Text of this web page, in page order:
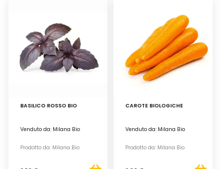
BASILICO ROSSO BIO
Venduto da: Milana Bio
Prodotto da: Milana Bio
CAROTE BIOLOGICHE
Venduto da: Milana Bio
Prodotto da: Milana Bio